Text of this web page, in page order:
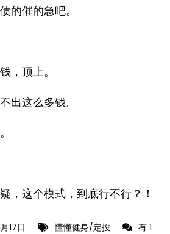
的催的急吧。
，顶上。
出这么多钱。
，这个模式，到底行不行？！
17日 懂懂健身/定投
2023-
有 1